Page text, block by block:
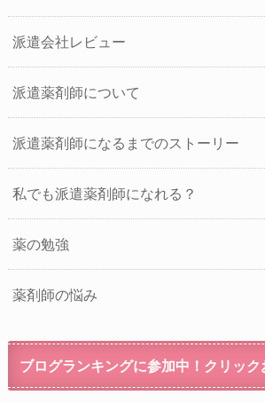
派遣会社レビュー
派遣薬剤師について
派遣薬剤師になるまでのストーリー
私でも派遣薬剤師になれる？
薬の勉強
薬剤師の悩み
ブログランキングに参加中！クリック